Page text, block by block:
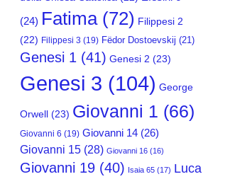
(24) Fatima (72) Filippesi 2
(22) Filippesi 3 (19) Fëdor Dostoevskij (21)
Genesi 1 (41) Genesi 2 (23)
Genesi 3 (104) George
Orwell (23) Giovanni 1 (66)
Giovanni 6 (19) Giovanni 14 (26)
Giovanni 15 (28) Giovanni 16 (16)
Giovanni 19 (40) Isaia 65 (17) Luca